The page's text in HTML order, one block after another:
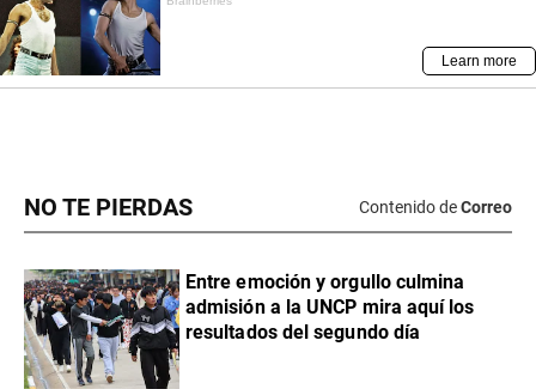
NO TE PIERDAS Contenido deCorreo
Entre emoción y orgullo culmina
admisión a la UNCP mira aquí los
resultados del segundo día